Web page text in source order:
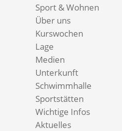
Sport & Wohnen
Über uns
Kurswochen
Lage
Medien
Unterkunft
Schwimmhalle
Sportstätten
Wichtige Infos
Aktuelles